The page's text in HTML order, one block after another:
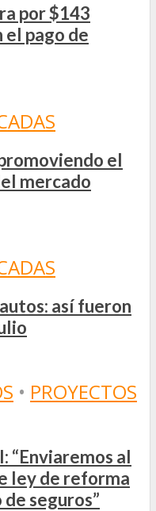
por $143
el pago de
el
mercado
así fueron
• PROYECTOS
“Enviaremos al
ley de reforma
seguros”